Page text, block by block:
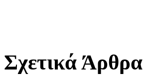
Σχετικά Άρθρα